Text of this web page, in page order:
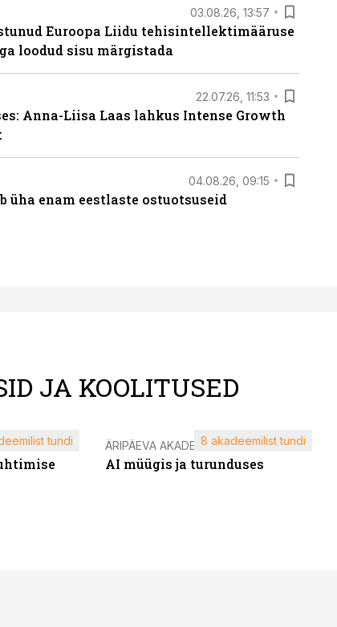
03.08.26, 13:57
Euroopa Liidu tehisintellektimääruse
loodud sisu märgistada
22.07.26, 11:53
Anna-Liisa Laas lahkus Intense Growth
04.08.26, 09:15
üha enam eestlaste ostuotsuseid
JA KOOLITUSED
tundi ÄRIPÄEVA AKADEEMIA
AI müügis ja turunduses
8 akadeemilist tundi